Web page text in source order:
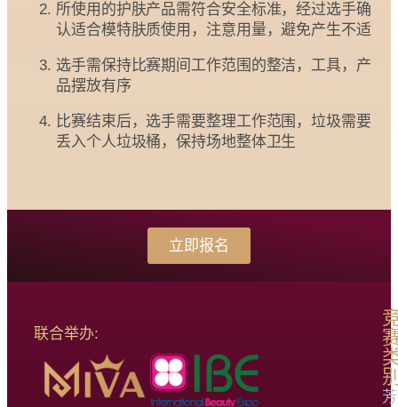
所使用的护肤产品需符合安全标准，经过选手确
认适合模特肤质使用，注意用量，避免产生不适
选手需保持比赛期间工作范围的整洁，工具，产
品摆放有序
比赛结束后，选手需要整理工作范围，垃圾需要
丢入个人垃圾桶，保持场地整体卫生
立即报名
联合举办:
芳